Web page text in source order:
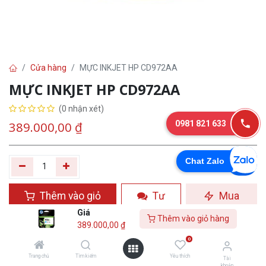
Giá
389.000,00 ₫
Thêm vào giỏ hàng
Trang chủ Tìm kiếm
0
Yêu thích
Tài
Cửa hàng MỰC INKJET HP CD972AA
MỰC INKJET HP CD972AA
(0 nhận xét)
389.000,00 ₫
Thêm vào giỏ
hàng
Tư
Mua
Chat Zalo
0981 821 633